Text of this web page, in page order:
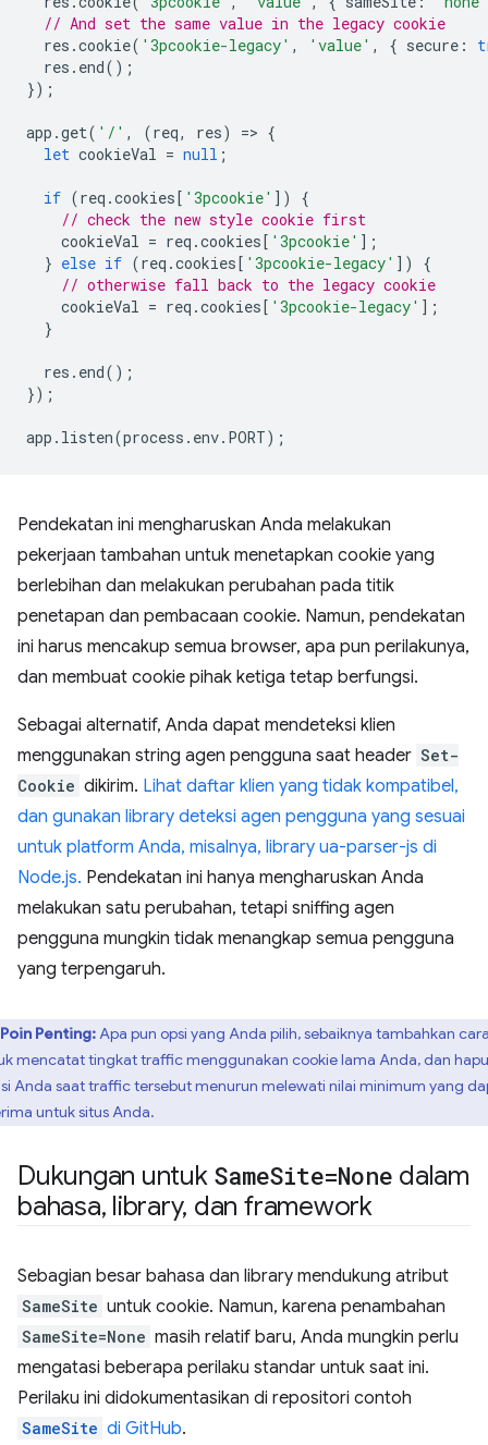
// And set the same value in the legacy cookie
res .cookie( '3pcookie-legacy' , 'value' , { secure :
res . end();
});
app .get( '/' , (req, res) => {
let cookieVal = null ;
if (req .cookies [ '3pcookie' ])
{
// check the new style cookie first
cookieVal = req .cookies [ '3pcookie' ];
} else if (req .cookies [ '3pcookie-legacy' ])
{
// otherwise fall back to the legacy cookie
cookieVal = req .cookies [ '3pcookie-legacy' ];
}
res . end();
});
app . listen(process . env. PORT);
Pendekatan ini mengharuskan Anda melakukan
pekerjaan tambahan untuk menetapkan cookie yang
berlebihan dan melakukan perubahan pada titik
penetapan dan pembacaan cookie. Namun, pendekatan
ini harus mencakup semua browser, apa pun perilakunya,
dan membuat cookie pihak ketiga tetap berfungsi.
Sebagai alternatif, Anda dapat mendeteksi klien
menggunakan string agen pengguna saat header Set-
Cookie dikirim. Lihat daftar klien yang tidak kompatibel,
dan gunakan library deteksi agen pengguna yang sesuai
untuk platform Anda, misalnya, library ua-parser-js di
Node.js. Pendekatan ini hanya mengharuskan Anda
melakukan satu perubahan, tetapi sniffing agen
pengguna mungkin tidak menangkap semua pengguna
yang terpengaruh.
Poin Penting:Apa pun opsi yang Anda pilih, sebaiknya tambahkan
mencatat tingkat traffic menggunakan cookie lama Anda, dan
Anda saat traffic tersebut menurun melewati nilai minimum yang
untuk situs Anda.
Dukungan untuk SameSite=None dalam
bahasa, library, dan framework
Sebagian besar bahasa dan library mendukung atribut
SameSite untuk cookie. Namun, karena penambahan
SameSite=None masih relatif baru, Anda mungkin perlu
mengatasi beberapa perilaku standar untuk saat ini.
Perilaku ini didokumentasikan di repositori contoh
SameSite di GitHub.